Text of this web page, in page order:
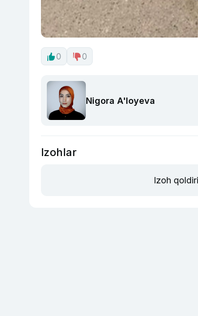
0 0
Nigora A'loyeva
Izohlar
Izoh